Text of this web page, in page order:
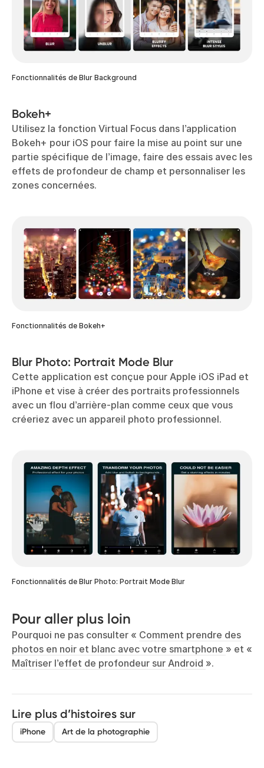
Fonctionnalités de Blur Background
Bokeh+
Utilisez la fonction Virtual Focus dans l’application
Bokeh+ pour iOS pour faire la mise au point sur une
partie spécifique de l’image, faire des essais avec les
effets de profondeur de champ et personnaliser les
zones concernées.
Fonctionnalités de Bokeh+
Blur Photo: Portrait Mode Blur
Cette application est conçue pour Apple iOS iPad et
iPhone et vise à créer des portraits professionnels
avec un flou d’arrière-plan comme ceux que vous
créeriez avec un appareil photo professionnel.
Fonctionnalités de Blur Photo: Portrait Mode Blur
Pour aller plus loin
Pourquoi ne pas consulter « Comment prendre des
photos en noir et blanc avec votre smartphone » et «
Maîtriser l’effet de profondeur sur Android ».
Lire plus d’histoires sur
iPhone Art de la photographie